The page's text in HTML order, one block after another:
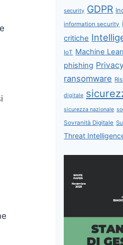
security GDPR
information security
critiche
IoT Machine
phishing Privacy
ransomware
digitale
sicurezza nazionale
Sovranità Digitale
Threat